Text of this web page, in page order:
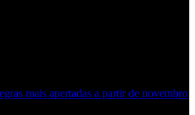
mais apertadas a partir de novembro